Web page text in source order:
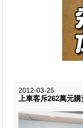
2012-03-25
上車客斥262萬元